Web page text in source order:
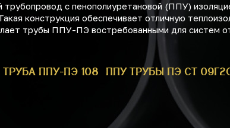
с пенополиуретановой (ППУ)
конструкция обеспечивает отличную
трубы ППУ-ПЭ востребованными для систем
ТРУБА ППУ-ПЭ 108 ППУ ТРУБЫ ПЭ СТ